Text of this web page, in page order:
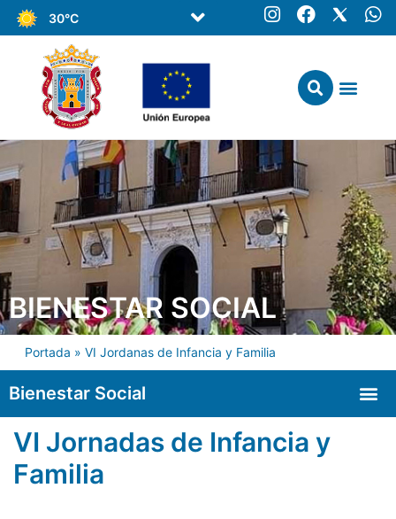
30°C
BIENESTAR SOCIAL
Portada » VI Jordanas de Infancia y Familia
Bienestar Social
VI Jornadas de Infancia y
Familia